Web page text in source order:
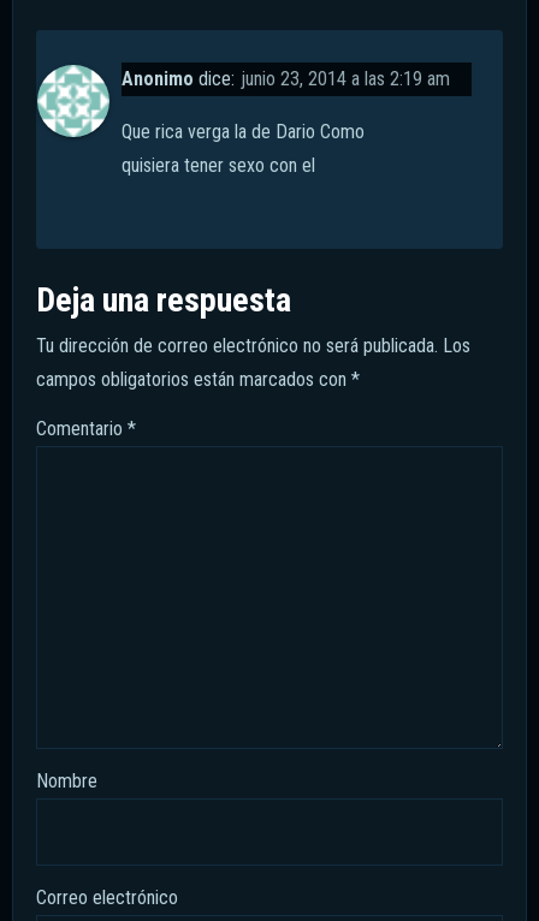
Anonimo dice: junio 23, 2014 a las 2:19 am
Que rica verga la de Dario Como
quisiera tener sexo con el
Deja una respuesta
Tu dirección de correo electrónico no será publicada. Los
campos obligatorios están marcados con*
Comentario*
Nombre
Correo electrónico